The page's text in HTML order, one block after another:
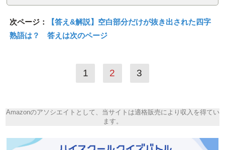
次ページ：
【答え&解説】空白部分だけが抜き出された四字
熟語は？ 答えは次のページ
1 2 3
Amazonのアソシエイトとして、当サイトは適格販売により収入を得てい
ます。